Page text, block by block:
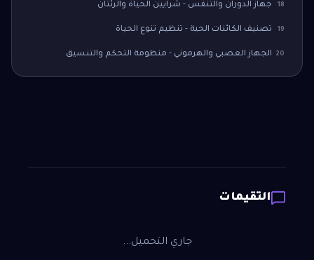
18 جهاز الدوران والتنفس - شرايين الحياة والرئتان
19 تصنيف الكائنات الحية - تنظيم تنوع الحياة
20 الجهاز العصبي والهرموني - منظومة التحكم والتنسيق
التقيمات
جاري التحميل...